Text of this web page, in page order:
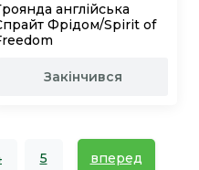
англійська
Фрідом/Spirit of
Закінчився
5 вперед